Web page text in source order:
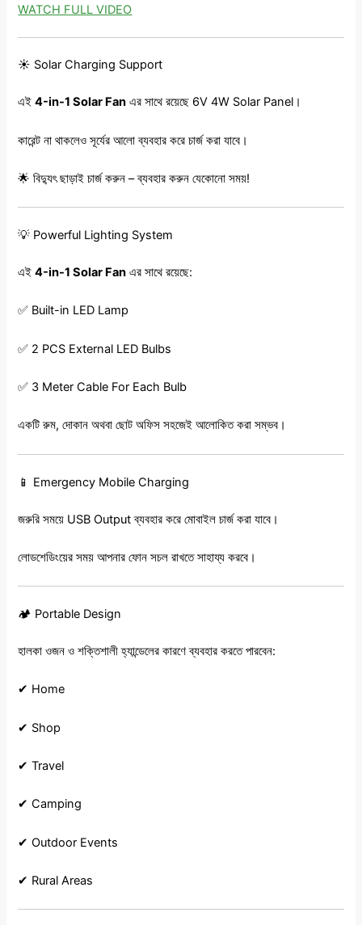
WATCH FULL VIDEO
☀️ Solar Charging Support
এই4-in-1 Solar Fan এর সাথে রয়েছে 6V 4W Solar Panel।
কারেন্ট না থাকলেও সূর্যের আলো ব্যবহার করে চার্জ করা যাবে।
🌟 বিদ্যুৎ ছাড়াই চার্জ করুন – ব্যবহার করুন যেকোনো সময়!
💡 Powerful Lighting System
এই4-in-1 Solar Fan এর সাথে রয়েছে:
✅ Built-in LED Lamp
✅ 2 PCS External LED Bulbs
✅ 3 Meter Cable For Each Bulb
একটি রুম, দোকান অথবা ছোট অফিস সহজেই আলোকিত করা সম্ভব।
📱 Emergency Mobile Charging
জরুরি সময়ে USB Output ব্যবহার করে মোবাইল চার্জ করা যাবে।
লোডশেডিংয়ের সময় আপনার ফোন সচল রাখতে সাহায্য করবে।
🏕️ Portable Design
হালকা ওজন ও শক্তিশালী হ্যান্ডেলের কারণে ব্যবহার করতে পারবেন:
✔ Home
✔ Shop
✔ Travel
✔ Camping
✔ Outdoor Events
✔ Rural Areas